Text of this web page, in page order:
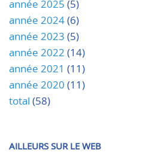
année 2025 (5)
année 2024(6)
année 2023 (5)
année 2022 (14)
année 2021 (11)
année 2020 (11)
total (58)
AILLEURS SUR LE WEB